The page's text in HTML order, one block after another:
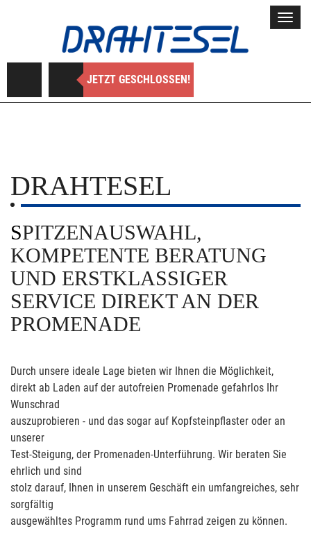
JETZT GESCHLOSSEN!
DRAHTESEL
SPITZENAUSWAHL,
KOMPETENTE BERATUNG
UND ERSTKLASSIGER
SERVICE DIREKT AN DER
PROMENADE
Durch unsere ideale Lage bieten wir Ihnen die Möglichkeit,
direkt ab Laden auf der autofreien Promenade gefahrlos Ihr
Wunschrad
auszuprobieren - und das sogar auf Kopfsteinpflaster oder an
unserer
Test-Steigung, der Promenaden-Unterführung. Wir beraten Sie
ehrlich und sind
stolz darauf, Ihnen in unserem Geschäft ein umfangreiches, sehr
sorgfältig
ausgewähltes Programm rund ums Fahrrad zeigen zu können.